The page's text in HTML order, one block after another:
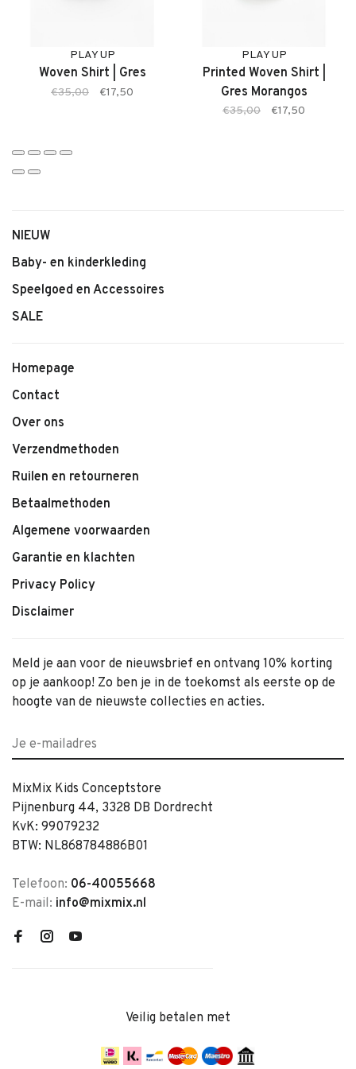
• Print in Gres Morangos
• Ideaal voor warmere dagen
• Makkelijk te combineren
PLAY UP
Woven Shirt | Gres
€35,00 €17,50
PLAY UP
Printed Woven Shirt |
Gres Morangos
€35,00 €17,50
NIEUW
Baby- en kinderkleding
Speelgoed en Accessoires
SALE
Homepage
Contact
Over ons
Verzendmethoden
Ruilen en retourneren
Betaalmethoden
Algemene voorwaarden
Garantie en klachten
Privacy Policy
Disclaimer
Meld je aan voor de nieuwsbrief en ontvang 10% korting
op je aankoop! Zo ben je in de toekomst als eerste op de
hoogte van de nieuwste collecties en acties.
MixMix Kids Conceptstore
Pijnenburg 44, 3328 DB Dordrecht
KvK: 99079232
BTW: NL868784886B01
Telefoon: 06-40055668
E-mail: info@mixmix.nl
Veilig betalen met